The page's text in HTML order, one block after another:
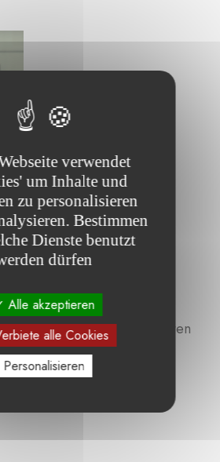
von der Stiftung unterstützten
verwendet
um Inhalte und
zu personalisieren
Bestimmen
Dienste benutzt
dürfen
Alle akzeptieren
alle Cookies
Personalisieren